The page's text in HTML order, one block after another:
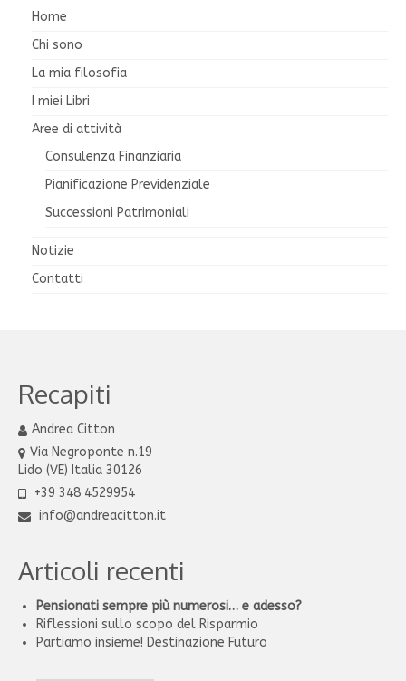
Home
Chi sono
La mia filosofia
I miei Libri
Aree di attività
Consulenza Finanziaria
Pianificazione Previdenziale
Successioni Patrimoniali
Notizie
Contatti
Recapiti
Andrea Citton
Via Negroponte n.19
Lido (VE) Italia 30126
+39 348 4529954
info@andreacitton.it
Articoli recenti
Pensionati sempre più numerosi… e adesso?
Riflessioni sullo scopo del Risparmio
Partiamo insieme! Destinazione Futuro